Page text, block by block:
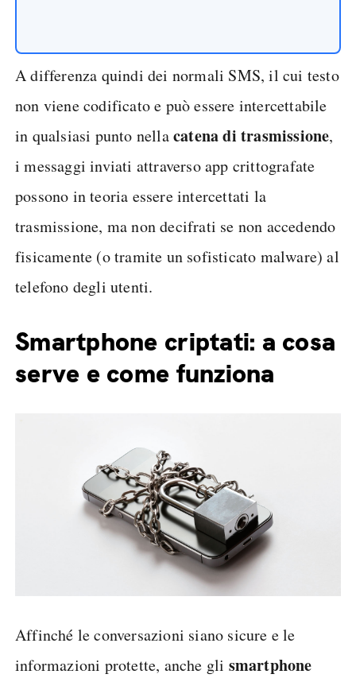
A differenza quindi dei normali SMS, il cui testo
non viene codificato e può essere intercettabile
in qualsiasi punto nellacatena di trasmissione,
i messaggi inviati attraverso app crittografate
possono in teoria essere intercettati la
trasmissione, ma non decifrati se non accedendo
fisicamente (o tramite un sofisticato malware) al
telefono degli utenti.
Smartphone criptati: a cosa
serve e come funziona
Affinché le conversazioni siano sicure e le
informazioni protette, anche gli smartphone